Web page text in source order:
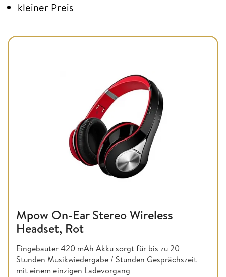
kleiner Preis
Mpow On-Ear Stereo Wireless
Headset, Rot
Eingebauter 420 mAh Akku sorgt für bis zu 20
Stunden Musikwiedergabe / Stunden Gesprächszeit
mit einem einzigen Ladevorgang